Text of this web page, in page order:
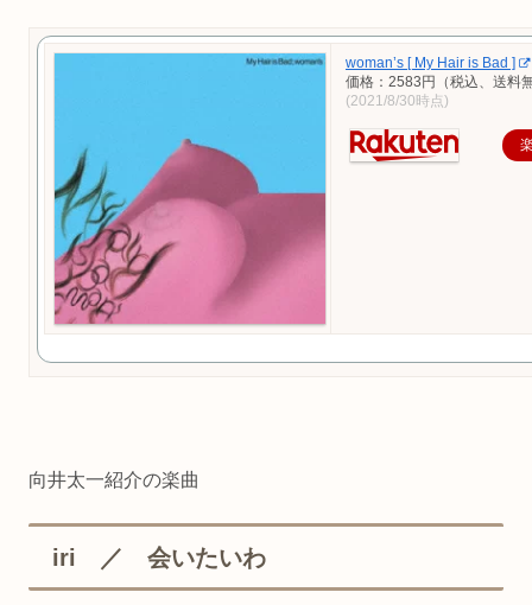
woman’s [ My Hair is Bad ]
価格：2583円（税込、送料
(2021/8/30時点)
向井太一紹介の楽曲
iri ／ 会いたいわ